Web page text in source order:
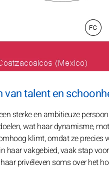
talent en
sterke en ambitieuze
wat haar dynamisme,
klimt, omdat ze precies
haar vakgebied, vaak stap
privéleven soms over het